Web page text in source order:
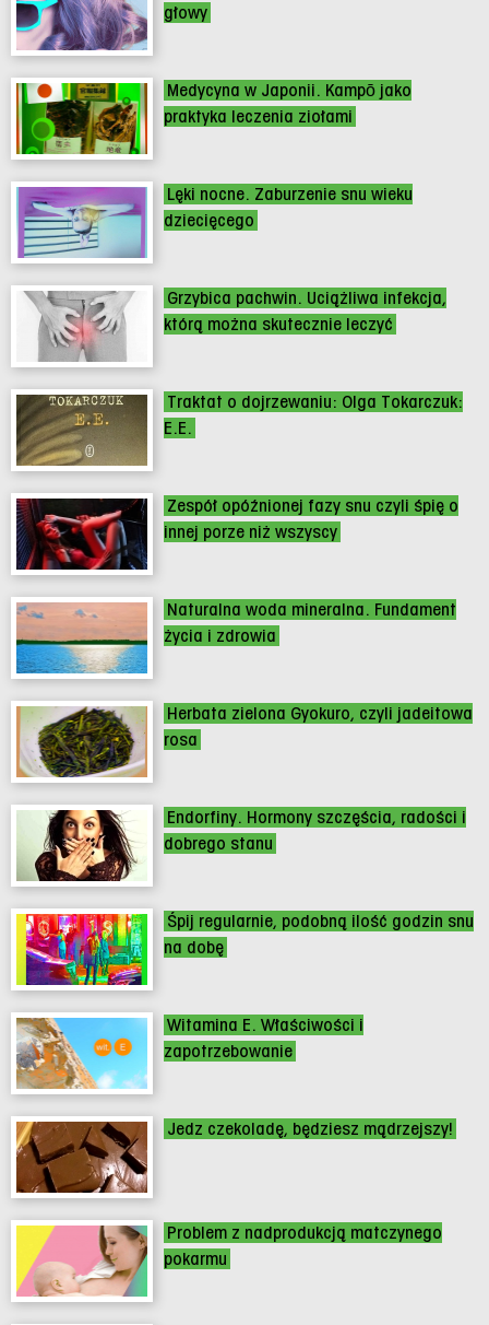
głowy
Medycyna w Japonii. Kampō jako
praktyka leczenia ziołami
Lęki nocne. Zaburzenie snu wieku
dziecięcego
Grzybica pachwin. Uciążliwa infekcja,
którą można skutecznie leczyć
Traktat o dojrzewaniu: Olga Tokarczuk:
E.E.
Zespół opóźnionej fazy snu czyli śpię o
innej porze niż wszyscy
Naturalna woda mineralna. Fundament
życia i zdrowia
Herbata zielona Gyokuro, czyli jadeitowa
rosa
Endorfiny. Hormony szczęścia, radości i
dobrego stanu
Śpij regularnie, podobną ilość godzin snu
na dobę
Witamina E. Właściwości i
zapotrzebowanie
Jedz czekoladę, będziesz mądrzejszy!
Problem z nadprodukcją matczynego
pokarmu